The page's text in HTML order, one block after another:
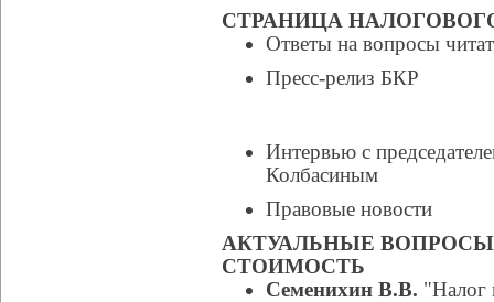
СТРАНИЦА
Ответы на вопросы
Пресс-релиз БКР
Интервью с
Колбасиным
Правовые новости
АКТУАЛЬНЫЕ
СТОИМОСТЬ
Семенихин В.В. "Налог